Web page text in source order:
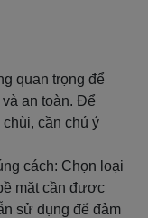
quan trọng để
an toàn. Để
cần chú ý
cách: Chọn loại
mặt cần được
sử dụng để đảm